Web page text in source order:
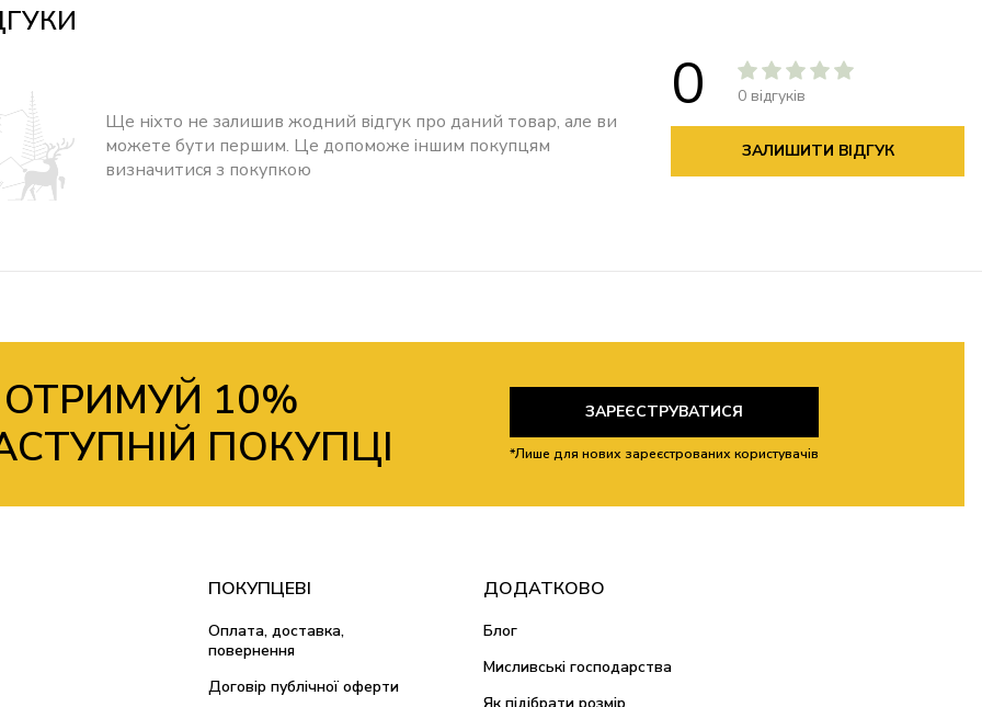
0 0 відгуків
ЗАЛИШИТИ ВІДГУК
Ще ніхто не залишив жодний відгук про даний товар, але ви
можете бути першим. Це допоможе іншим покупцям
визначитися з покупкою
10%
ПОКУПЦІ
ЗАРЕЄСТРУВАТИСЯ
*Лише для нових зареєстрованих користувачів
ПОКУПЦЕВІ
Оплата, доставка,
повернення
Договір публічної оферти
ДОДАТКОВО
Блог
Мисливські господарства